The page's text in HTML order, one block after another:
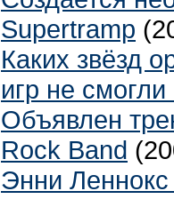
Supertramp
Каких звёзд
игр не
Объявлен
Rock Band
Энни